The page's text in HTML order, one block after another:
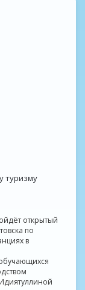
туризму
открытый
по
в